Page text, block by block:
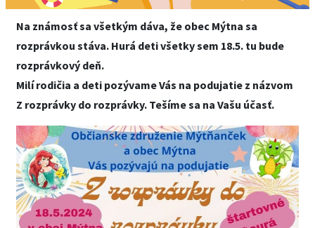
Na známosť sa všetkým dáva, že obec Mýtna sa
rozprávkou stáva. Hurá deti všetky sem 18.5. tu bude
rozprávkový deň.
Milí rodičia a deti pozývame Vás na podujatie z názvom
Z rozprávky do rozprávky. Tešíme sa na Vašu účasť.